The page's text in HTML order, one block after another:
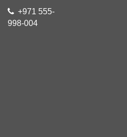
+971 555-
998-004